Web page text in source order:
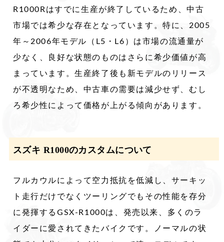
R1000Rはすでに生産が終了しているため、中古
市場では希少な存在となっています。特に、2005
年～2006年モデル（L5・L6）は市場の流通量が
少なく、良好な状態のものはさらに希少価値が高
まっています。生産終了後も新モデルのリリース
が不透明なため、中古車の需要は減少せず、むし
ろ希少性によって価格が上がる傾向があります。
スズキ R1000のカスタムについて
フルカウルによって空力抵抗を低減し、サーキッ
ト走行だけでなくツーリングでもその性能を存分
に発揮するGSX-R1000は、発売以来、多くのラ
イダーに愛されてきたバイクです。ノーマルの状